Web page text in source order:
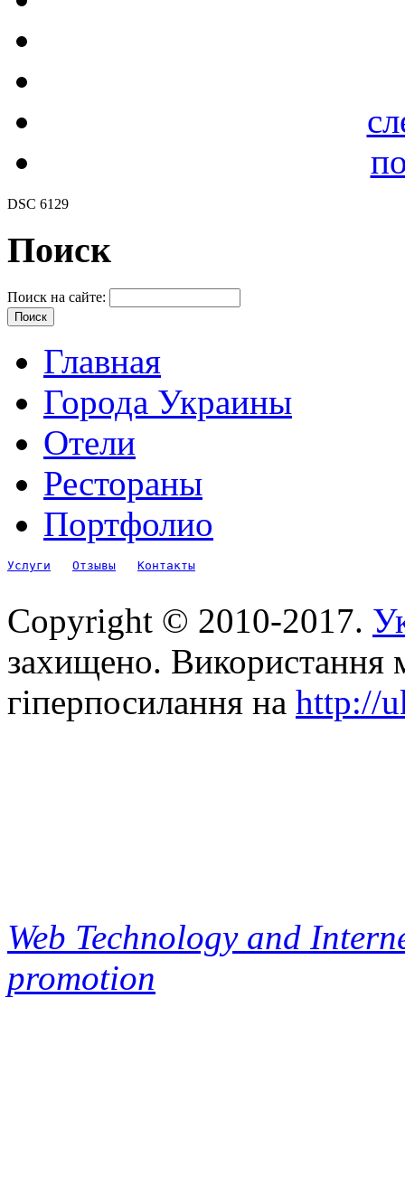
DSC 6129
Поиск
Поиск на сайте:
Главная
Города Украины
Отели
Рестораны
Портфолио
Услуги Отзывы Контакты
Copyright © 2010-2017.
захищено. Використання
гіперпосилання на http://
Web Technology and
promotion